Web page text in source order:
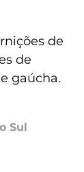
de
de
gaúcha.
Sul